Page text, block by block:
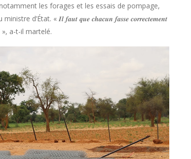
les forages et les essais de pompage,
d’État. « 𝑰𝒍 𝒇𝒂𝒖𝒕 𝒒𝒖𝒆 𝒄𝒉𝒂𝒄𝒖𝒏 𝒇𝒂𝒔𝒔𝒆 𝒄𝒐𝒓𝒓𝒆𝒄𝒕𝒆𝒎𝒆𝒏𝒕
», a-t-il martelé.